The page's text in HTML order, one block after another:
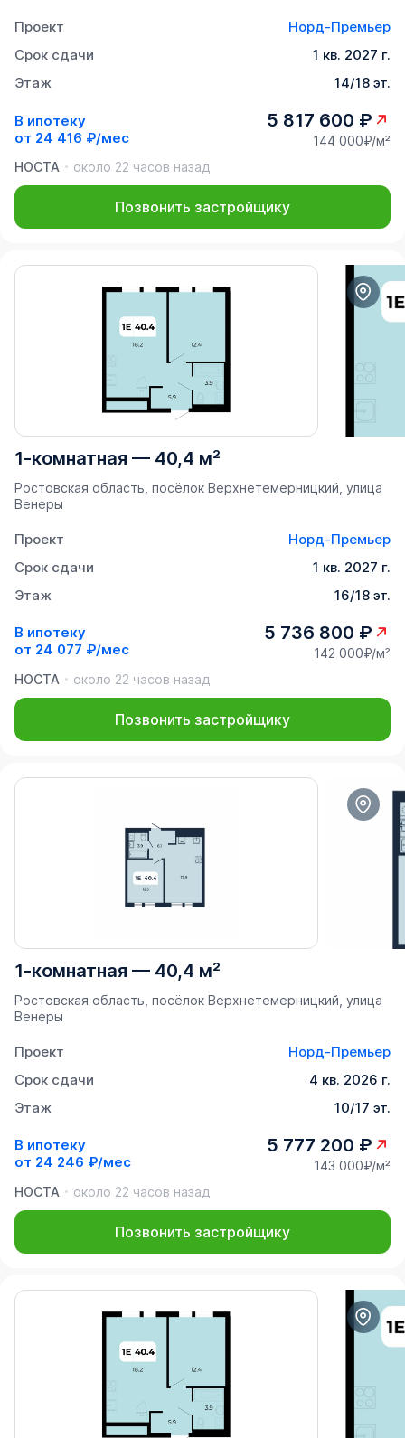
Проект
Норд-Премьер
Срок сдачи
1 кв. 2027 г.
Этаж
14/18 эт.
В ипотеку
от 24 416 ₽/мес
5 817 600 ₽
144 000₽/м²
НОСТА
около 22 часов назад
Позвонить застройщику
1-комнатная — 40,4 м²
Ростовская область, посёлок Верхнетемерницкий, улица
Венеры
Проект
Норд-Премьер
Срок сдачи
1 кв. 2027 г.
Этаж
16/18 эт.
В ипотеку
от 24 077 ₽/мес
5 736 800 ₽
142 000₽/м²
НОСТА
около 22 часов назад
Позвонить застройщику
1-комнатная — 40,4 м²
Ростовская область, посёлок Верхнетемерницкий, улица
Венеры
Проект
Норд-Премьер
Срок сдачи
4 кв. 2026 г.
Этаж
10/17 эт.
В ипотеку
от 24 246 ₽/мес
5 777 200 ₽
143 000₽/м²
НОСТА
около 22 часов назад
Позвонить застройщику